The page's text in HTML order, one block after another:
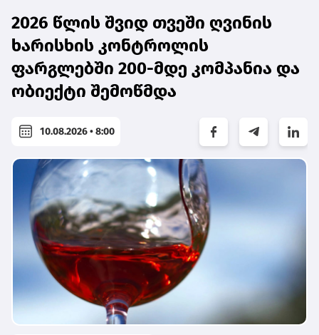
2026 წლის შვიდ თვეში ღვინის
ხარისხის კონტროლის
ფარგლებში 200-მდე კომპანია და
ობიექტი შემოწმდა
10.08.2026 • 8:00